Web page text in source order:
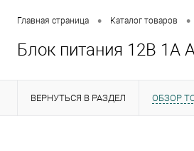
Главная страница • Каталог товаров •
Блок питания 12В 1А
ВЕРНУТЬСЯ В РАЗДЕЛ ОБЗОР